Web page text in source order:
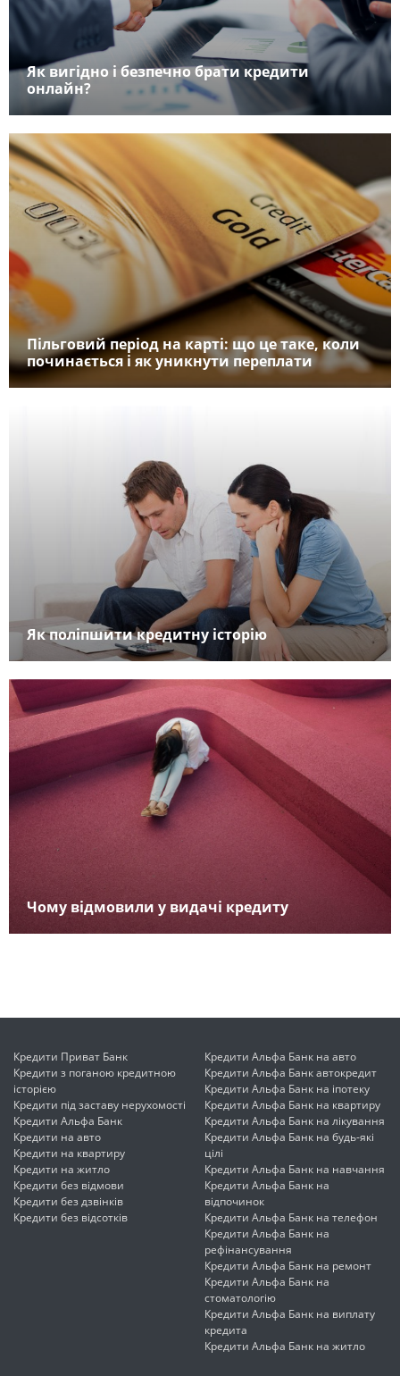
Як вигідно і безпечно брати кредити
онлайн?
Пільговий період на карті: що це таке, коли
починається і як уникнути переплати
Як поліпшити кредитну історію
Чому відмовили у видачі кредиту
Кредити Приват Банк
Кредити з поганою кредитною
історією
Кредити під заставу нерухомості
Кредити Альфа Банк
Кредити на авто
Кредити на квартиру
Кредити на житло
Кредити без відмови
Кредити без дзвінків
Кредити без відсотків
Кредити Альфа Банк на авто
Кредити Альфа Банк автокредит
Кредити Альфа Банк на іпотеку
Кредити Альфа Банк на квартиру
Кредити Альфа Банк на лікування
Кредити Альфа Банк на будь-які
цілі
Кредити Альфа Банк на навчання
Кредити Альфа Банк на
відпочинок
Кредити Альфа Банк на телефон
Кредити Альфа Банк на
рефінансування
Кредити Альфа Банк на ремонт
Кредити Альфа Банк на
стоматологію
Кредити Альфа Банк на виплату
кредита
Кредити Альфа Банк на житло